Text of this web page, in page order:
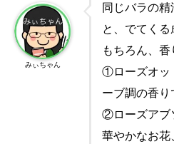
同じバラの
と、でてくる
もちろん、香
①ローズオッ
ーブ調の香り
②ローズアブ
華やかなお花
みぃちゃん